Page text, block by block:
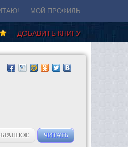
МОЙ ПРОФИЛЬ
ДОБАВИТЬ КНИГУ
ЧИТАТЬ